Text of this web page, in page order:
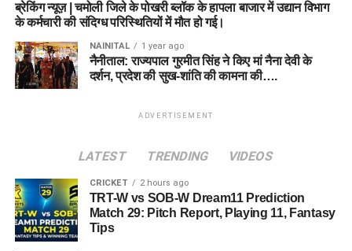
ब्रेकिंग न्यूज़ | चमोली जिले के पोखरी ब्लॉक के हापला बाजार में उद्यान विभाग
के कर्मचारी की संदिग्ध परिस्थितियों में मौत हो गई।
NAINITAL 1 year ago
नैनीताल: राज्यपाल गुरमीत सिंह ने किए मां नैना देवी के
दर्शन, प्रदेश की सुख-शांति की कामना की….
ADVERTISEMENT
LATEST TRENDING VIDEOS
CRICKET 2 hours ago
TRT-W vs SOB-W Dream11 Prediction
Match 29: Pitch Report, Playing 11, Fantasy
Tips